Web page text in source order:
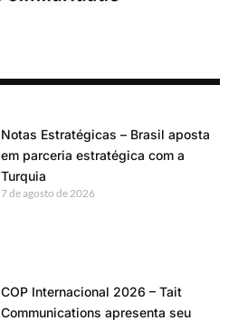
Notas Estratégicas – Brasil aposta
em parceria estratégica com a
Turquia
7 de agosto de 2026
COP Internacional 2026 – Tait
Communications apresenta seu